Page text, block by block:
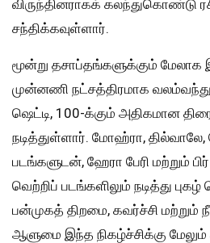
விருந்தினராகக் கலந்துகொண்டு
சந்திக்கவுள்ளார்.
மூன்று தசாப்தங்களுக்கும் மேலாக
முன்னணி நட்சத்திரமாக
ஷெட்டி, 100-க்கும் அதிகமான
நடித்துள்ளார். மோஹ்ரா,
படங்களுடன், ஹேரா பேரி மற்றும்
வெற்றிப் படங்களிலும் நடித்து
பன்முகத் திறமை, கவர்ச்சி மற்றும்
ஆளுமை இந்த நிகழ்ச்சிக்கு மேலும்